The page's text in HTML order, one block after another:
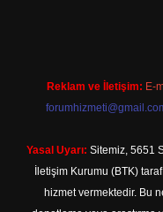
Reklam ve İletişim: E-
Yasal Uyarı: Sitemiz, 5651
İletişim Kurumu (BTK)
hizmet vermektedir. Bu